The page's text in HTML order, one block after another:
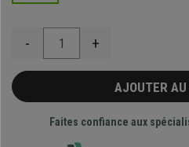
- +
AJOUTER AU
Faites confiance aux